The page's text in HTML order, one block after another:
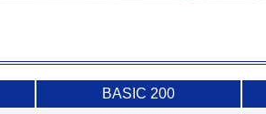
BASIC 200